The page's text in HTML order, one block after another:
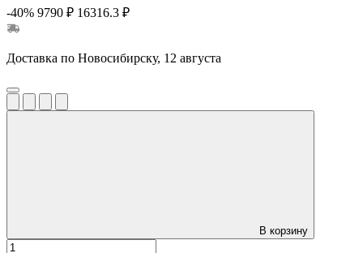
-40% 9790 ₽ 16316.3 ₽
Доставка по Новосибирску, 12 августа
В корзину